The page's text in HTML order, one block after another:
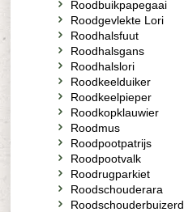
Roodbuikpapegaai
Roodgevlekte Lori
Roodhalsfuut
Roodhalsgans
Roodhalslori
Roodkeelduiker
Roodkeelpieper
Roodkopklauwier
Roodmus
Roodpootpatrijs
Roodpootvalk
Roodrugparkiet
Roodschouderara
Roodschouderbuizerd